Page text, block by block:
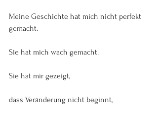
Meine Geschichte hat mich nicht perfekt
gemacht.
Sie hat mich wach gemacht.
Sie hat mir gezeigt,
dass Veränderung nicht beginnt,